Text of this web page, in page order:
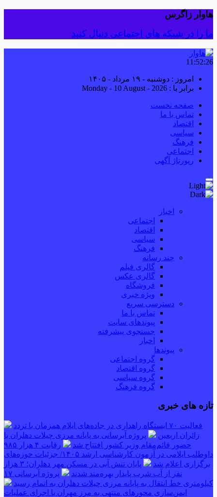
هاوار زاگرس
ما را در شبکه های اجتماعی دنبال کنید
11:52:27
امروز : دوشنبه - ۱۹ مرداد - ۱۴۰۵
برابر با : Monday - 10 August - 2026
صفحه نخست
تماس با ما
اقتصاد
سیاسی
فرهنگ
اجتماعی
رپورتاژ آگهی
اخبار
اجتماعی
اقتصاد
سیاسی
فرهنگ
چند رسانه
گالری فیلم
گالری عکس
فروشگاه
ویژه خبری
دسترسی سریع
تماس با ما
پیوندهای سایت
جستجوی پیشرفته
اخبار
پیوندها
گروه اجتماعی
گروه اقتصاد
گروه سیاسی
گروه فرهنگ
تازه های خبری
فعالیت ۷۰ ایستگاه راهداری در جاده‌های ایلام همزمان با تردد
زائران اربعین
پروژه آبرسانی به پایانه مرزی چیلات دهلران با
حضور قائم‌مقام وزیر کشور افتتاح شد
رقابت ۴ هزار ۹۸۵
داوطلب ایلامی در آزمون کارشناسی ارشد ۱۴۰۵/ جزئیات حوزه‌های
برگزاری اعلام شد
پایان تنش آبی در مسکن مهر دهلران؛ ۳ هزار
نفر از آب شرب پایدار بهره‌مند شدند
پروژه آبرسانی ۱۷
کیلومتری خط انتقال به پایانه مرزی چیلات دهلران به اتمام رسید
ایمن‌سازی محورهای منتهی به مرز مهران با اجرای عملیات